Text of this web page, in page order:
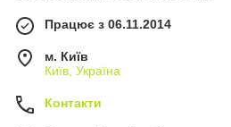
Працює з 06.11.2014
м. Київ
Київ, Україна
Контакти